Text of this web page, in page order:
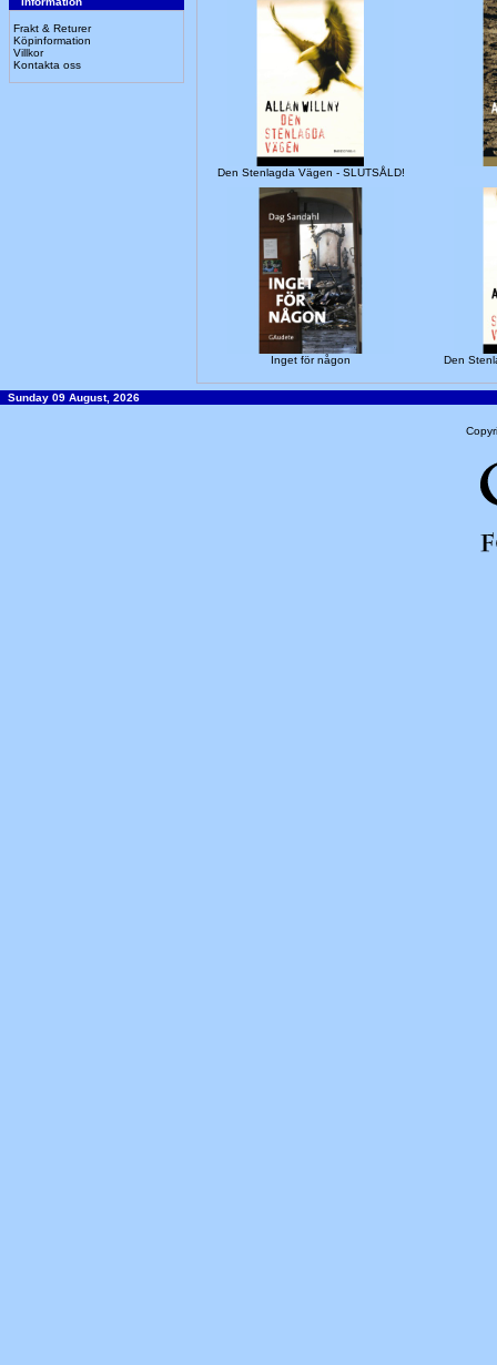
Frakt & Returer
Köpinformation
Villkor
Kontakta oss
Den Stenlagda Vägen - SLUTSÅLD!
Inget för någon Den
Sunday 09 August, 2026